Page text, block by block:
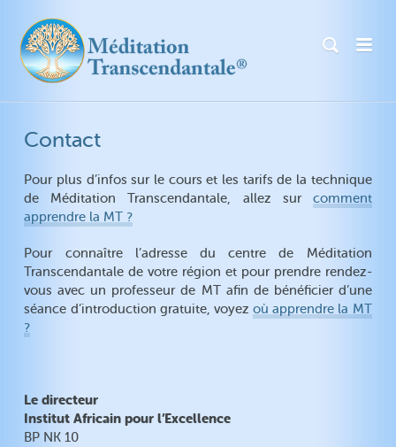
Contact
Pour plus d’infos sur le cours et les tarifs de la technique
de Méditation Transcendantale, allez sur comment
apprendre la MT ?
Pour connaître l’adresse du centre de Méditation
Transcendantale de votre région et pour prendre rendez-
vous avec un professeur de MT afin de bénéficier d’une
séance d’introduction gratuite, voyezoù apprendre la MT
?
Le directeur
Institut Africain pour l’Excellence
BP NK 10